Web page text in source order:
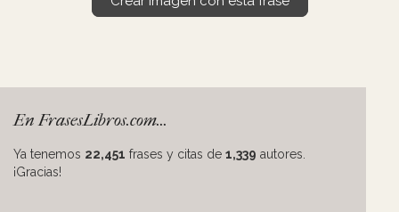
En FrasesLibros.com...
Ya tenemos 22,451 frases y citas de 1,339 autores.
¡Gracias!